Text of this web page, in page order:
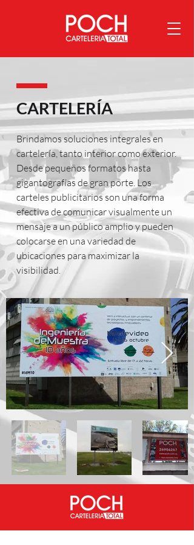
CARTELERÍA
Brindamos soluciones integrales en
cartelería, tanto interior como exterior.
Desde pequeños formatos hasta
gigantografías de gran porte. Los
carteles publicitarios son una forma
efectiva de comunicar visualmente un
mensaje a un público amplio y pueden
colocarse en una variedad de
ubicaciones para maximizar la
visibilidad.